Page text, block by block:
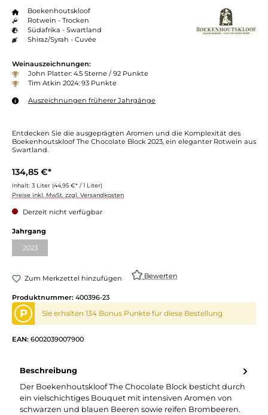
Boekenhoutskloof
Rotwein - Trocken
Südafrika - Swartland
Shiraz/Syrah - Cuvée
Weinauszeichnungen:
John Platter: 4.5 Sterne / 92 Punkte
Tim Atkin 2024: 93 Punkte
Auszeichnungen früherer Jahrgänge
Entdecken Sie die ausgeprägten Aromen und die Komplexität des
Boekenhoutskloof The Chocolate Block 2023, ein eleganter Rotwein aus
Swartland.
134,85 €*
Inhalt: 3 Liter (44,95 €* / 1 Liter)
Preise inkl. MwSt. zzgl. Versandkosten
Derzeit nicht verfügbar
Jahrgang
2023
Zum Merkzettel hinzufügen Bewerten
Produktnummer: 400396-23
P Sie erhalten 134 Bonus Punkte für diese Bestellung
EAN: 6002039007900
Beschreibung
Der Boekenhoutskloof The Chocolate Block besticht durch
ein vielschichtiges Bouquet mit intensiven Aromen von
schwarzen und blauen Beeren sowie reifen Brombeeren.